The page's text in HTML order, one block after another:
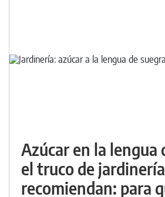
Azúcar en la lengua
el truco de
recomiendan: para